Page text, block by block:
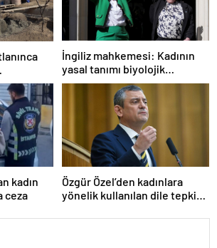
yok
İngiliz mahkemesi: Kadının
yasal tanımı biyolojik
cinsiyete dayanır
kadın
ceza
Özgür Özel’den kadınlara
yönelik kullanılan dile tepki: